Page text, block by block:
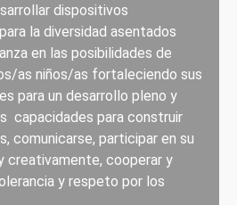
dispositivos
la diversidad asentados
en las posibilidades de
as niños/as fortaleciendo sus
para un desarrollo pleno y
capacidades para construir
comunicarse, participar en su
creativamente, cooperar y
y respeto por los